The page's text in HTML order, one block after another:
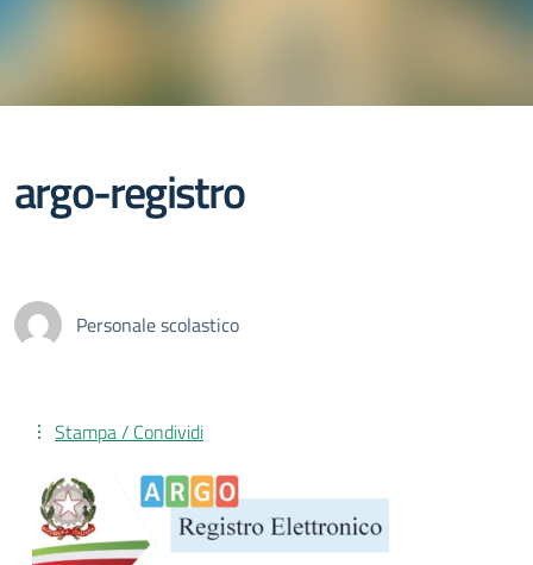
argo-registro
Personale scolastico
Stampa / Condividi